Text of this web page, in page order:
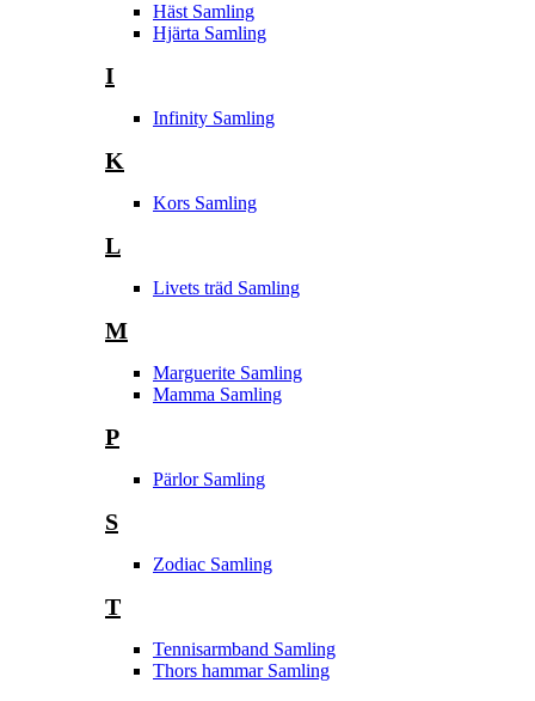
Häst Samling
Hjärta Samling
I
Infinity Samling
K
Kors Samling
L
Livets träd Samling
M
Marguerite Samling
Mamma Samling
P
Pärlor Samling
S
Zodiac Samling
T
Tennisarmband Samling
Thors hammar Samling